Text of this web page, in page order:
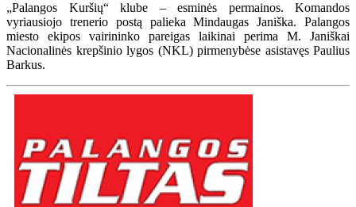
„Palangos Kuršių“ klube – esminės permainos. Komandos
vyriausiojo trenerio postą palieka Mindaugas Janiška. Palangos
miesto ekipos vairininko pareigas laikinai perima M. Janiškai
Nacionalinės krepšinio lygos (NKL) pirmenybėse asistavęs Paulius
Barkus.